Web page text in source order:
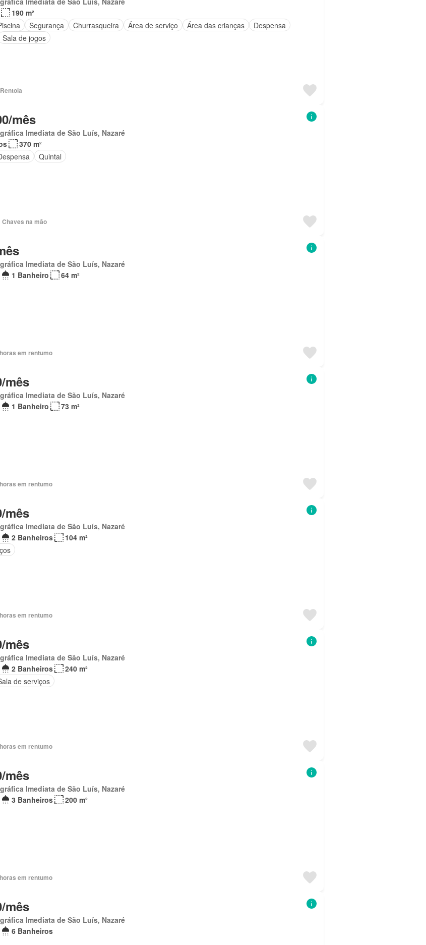
190 m²
Segurança Churrasqueira Área de serviço Área das crianças
Despensa
Sala de jogos
mês
Imediata de São Luís, Nazaré
370 m²
Quintal
Chaves na mão
Imediata de São Luís, Nazaré
1 Banheiro 64 m²
em rentumo
mês
Imediata de São Luís, Nazaré
1 Banheiro 73 m²
em rentumo
mês
Imediata de São Luís, Nazaré
2 Banheiros
104 m²
em rentumo
mês
Imediata de São Luís, Nazaré
2 Banheiros
240 m²
de serviços
em rentumo
mês
Imediata de São Luís, Nazaré
3 Banheiros 200 m²
em rentumo
mês
Imediata de São Luís, Nazaré
6 Banheiros